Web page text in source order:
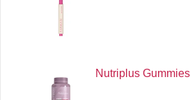
Nutriplus